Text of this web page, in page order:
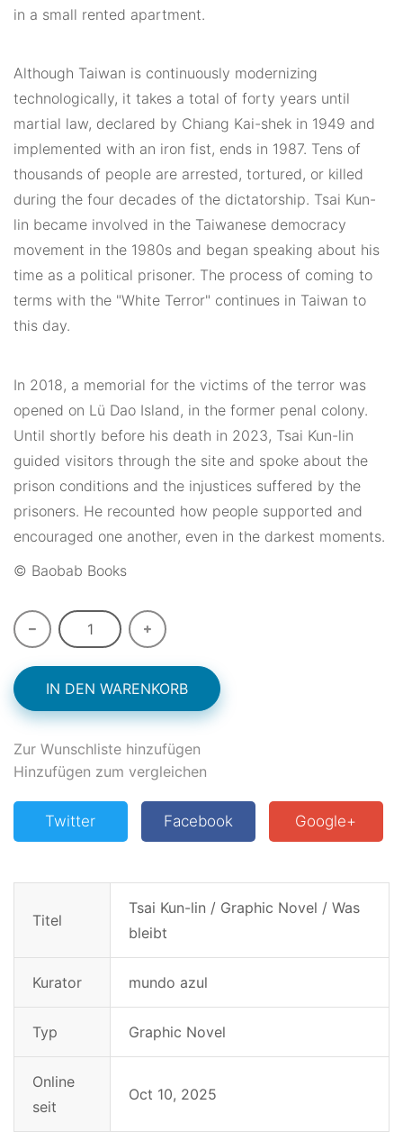
in a small rented apartment.
Although Taiwan is continuously modernizing
technologically, it takes a total of forty years until
martial law, declared by Chiang Kai-shek in 1949 and
implemented with an iron fist, ends in 1987. Tens of
thousands of people are arrested, tortured, or killed
during the four decades of the dictatorship. Tsai Kun-
lin became involved in the Taiwanese democracy
movement in the 1980s and began speaking about his
time as a political prisoner. The process of coming to
terms with the "White Terror" continues in Taiwan to
this day.
In 2018, a memorial for the victims of the terror was
opened on Lü Dao Island, in the former penal colony.
Until shortly before his death in 2023, Tsai Kun-lin
guided visitors through the site and spoke about the
prison conditions and the injustices suffered by the
prisoners. He recounted how people supported and
encouraged one another, even in the darkest moments.
© Baobab Books
IN DEN WARENKORB
Zur Wunschliste hinzufügen
Hinzufügen zum vergleichen
Twitter Facebook Google+
Titel
Tsai Kun-lin / Graphic Novel / Was
bleibt
Kurator mundo azul
Typ Graphic Novel
Online
seit
Oct 10, 2025